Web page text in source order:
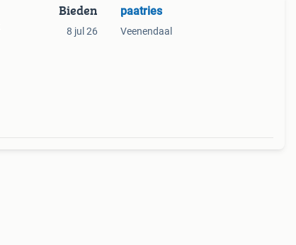
Bieden
8 jul 26
paatries
Veenendaal